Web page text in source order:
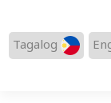
Tagalog